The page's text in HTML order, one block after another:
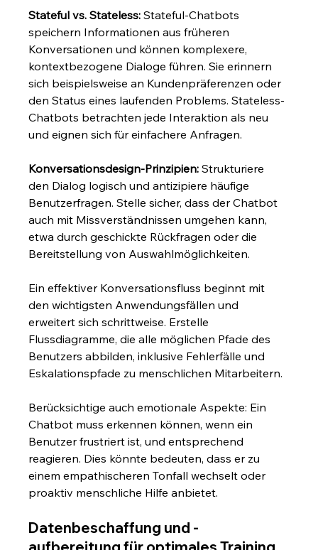
Stateful vs. Stateless: Stateful-Chatbots
speichern Informationen aus früheren
Konversationen und können komplexere,
kontextbezogene Dialoge führen. Sie erinnern
sich beispielsweise an Kundenpräferenzen oder
den Status eines laufenden Problems. Stateless-
Chatbots betrachten jede Interaktion als neu
und eignen sich für einfachere Anfragen.
Konversationsdesign-Prinzipien: Strukturiere
den Dialog logisch und antizipiere häufige
Benutzerfragen. Stelle sicher, dass der Chatbot
auch mit Missverständnissen umgehen kann,
etwa durch geschickte Rückfragen oder die
Bereitstellung von Auswahlmöglichkeiten.
Ein effektiver Konversationsfluss beginnt mit
den wichtigsten Anwendungsfällen und
erweitert sich schrittweise. Erstelle
Flussdiagramme, die alle möglichen Pfade des
Benutzers abbilden, inklusive Fehlerfälle und
Eskalationspfade zu menschlichen Mitarbeitern.
Berücksichtige auch emotionale Aspekte: Ein
Chatbot muss erkennen können, wenn ein
Benutzer frustriert ist, und entsprechend
reagieren. Dies könnte bedeuten, dass er zu
einem empathischeren Tonfall wechselt oder
proaktiv menschliche Hilfe anbietet.
Datenbeschaffung und -